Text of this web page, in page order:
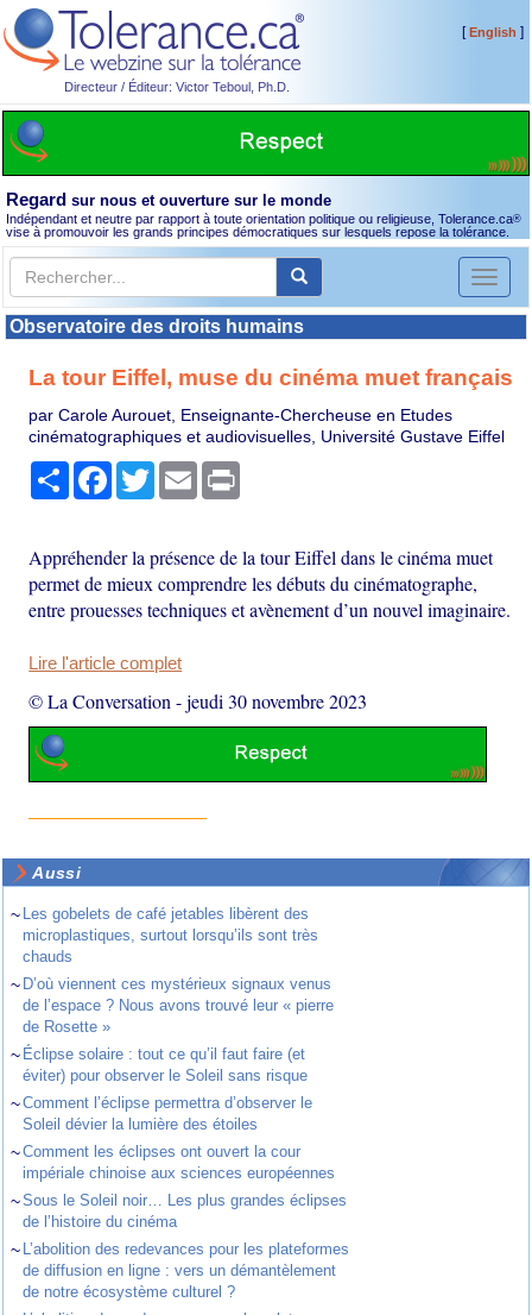
Directeur / Éditeur: Victor Teboul, Ph.D.
[English ]
Regard sur nous et ouverture sur le monde
Indépendant et neutre par rapport à toute orientation politique ou religieuse, Tolerance.ca®
vise à promouvoir les grands principes démocratiques sur lesquels repose la tolérance.
Toggle
Observatoire des droits humains
La tour Eiffel, muse du cinéma muet français
par Carole Aurouet, Enseignante-Chercheuse en Etudes
cinématographiques et audiovisuelles, Université Gustave Eiffel
PartagerFacebook
TwitterEmail
Appréhender la présence de la tour Eiffel dans le cinéma muet
permet de mieux comprendre les débuts du cinématographe,
entre prouesses techniques et avènement d’un nouvel imaginaire.
Lire l'article complet
© La Conversation -jeudi 30 novembre 2023
Aussi
~ Les gobelets de café jetables libèrent des
microplastiques, surtout lorsqu’ils sont très
chauds
~ D’où viennent ces mystérieux signaux venus
de l’espace ? Nous avons trouvé leur « pierre
de Rosette »
~ Éclipse solaire : tout ce qu’il faut faire (et
éviter) pour observer le Soleil sans risque
~Comment l’éclipse permettra d’observer le
Soleil dévier la lumière des étoiles
~Comment les éclipses ont ouvert la cour
impériale chinoise aux sciences européennes
~Sous le Soleil noir… Les plus grandes éclipses
de l’histoire du cinéma
~ L’abolition des redevances pour les plateformes
de diffusion en ligne : vers un démantèlement
de notre écosystème culturel ?